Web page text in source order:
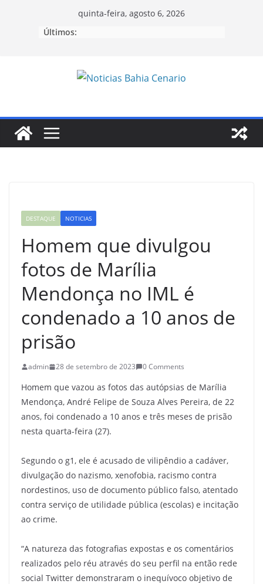
quinta-feira, agosto 6, 2026
Últimos:
DESTAQUE NOTICIAS
Homem que divulgou
fotos de Marília
Mendonça no IML é
condenado a 10 anos de
prisão
admin 28 de setembro de 2023 0 Comments
Homem que vazou as fotos das autópsias de Marília
Mendonça, André Felipe de Souza Alves Pereira, de 22
anos, foi condenado a 10 anos e três meses de prisão
nesta quarta-feira (27).
Segundo o g1, ele é acusado de vilipêndio a cadáver,
divulgação do nazismo, xenofobia, racismo contra
nordestinos, uso de documento público falso, atentado
contra serviço de utilidade pública (escolas) e incitação
ao crime.
“A natureza das fotografias expostas e os comentários
realizados pelo réu através do seu perfil na então rede
social Twitter demonstraram o inequívoco objetivo de